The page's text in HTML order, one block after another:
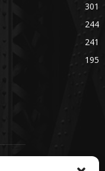
301
244
241
195